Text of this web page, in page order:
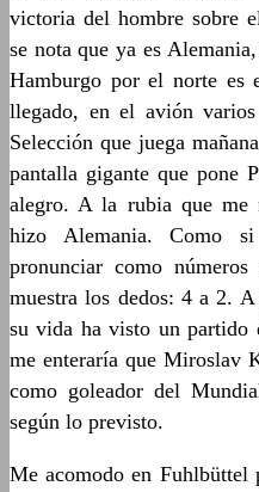
victoria del hombre sobre
se nota que ya es
Hamburgo por el norte es
llegado, en el avión
Selección que juega
pantalla gigante que pone
alegro. A la rubia que me
hizo Alemania. Como
pronunciar como
muestra los dedos: 4 a 2. A
su vida ha visto un partido
me enteraría que Miroslav
como goleador del
según lo previsto.
Me acomodo en